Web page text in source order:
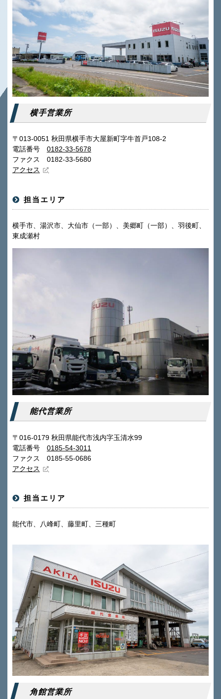
横手営業所
〒013-0051 秋田県横手市大屋新町字牛首戸108-2
電話番号 0182-33-5678
ファクス 0182-33-5680
アクセス
担当エリア
横手市、湯沢市、大仙市（一部）、美郷町（一部）、羽後町、
東成瀬村
能代営業所
〒016-0179 秋田県能代市浅内字玉清水99
電話番号 0185-54-3011
ファクス 0185-55-0686
アクセス
担当エリア
能代市、八峰町、藤里町、三種町
角館営業所